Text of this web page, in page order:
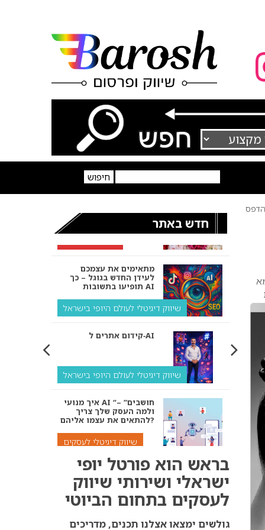
הדפס
חדש באתר
תופיעו בתשובות AI
שיווק דיגיטלי לעולם היופי בישראל
שיווק דיגיטלי לעולם היופי בישראל
להתאים את עצמו אליהם?
רגיל: איפה הכסף נמצא
שיווק דיגיטלי לעסקים
אנחנו נדאג שתופיעו
בראש הוא פורטל יופי
ישראלי ושירותי שיווק
לעסקים בתחום הביוטי
גולשים ימצאו אצלנו תכנים, מדריכים